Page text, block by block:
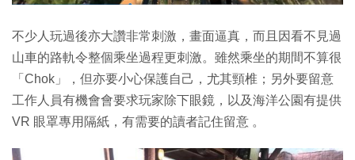
不少人玩過後亦大讚非常刺激，畫面逼真，而且因看不見過
山車的路軌令整個乘坐過程更刺激。雖然乘坐的期間不算很
「Chok」，但亦要小心保護自己，尤其頸椎；另外要留意
工作人員有機會會要求玩家除下眼鏡，以及海洋公園有提供
VR 眼罩專用隔紙，有需要的讀者記住留意 。